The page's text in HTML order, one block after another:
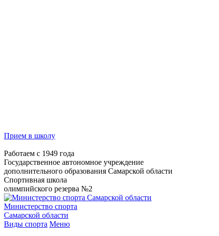
Прием в школу
Работаем с 1949 года
Государственное автономное учреждение
дополнительного образования Самарской области
Спортивная школа
олимпийского резерва №2
Министерство спорта
Самарской области
Виды спорта Меню